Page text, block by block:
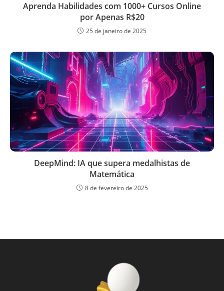
Aprenda Habilidades com 1000+ Cursos Online
por Apenas R$20
25 de janeiro de 2025
DeepMind: IA que supera medalhistas de
Matemática
8 de fevereiro de 2025